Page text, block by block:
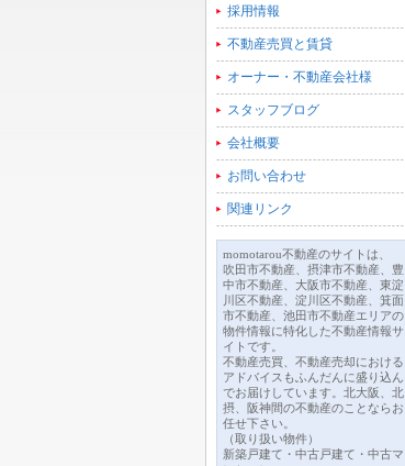
採用情報
不動産売買と賃貸
オーナー・不動産会社様
スタッフブログ
会社概要
お問い合わせ
関連リンク
momotarou不動産のサイトは、
吹田市不動産、摂津市不動産、豊
中市不動産、大阪市不動産、東淀
川区不動産、淀川区不動産、箕面
市不動産、池田市不動産エリアの
物件情報に特化した不動産情報サ
イトです。
不動産売買、不動産売却における
アドバイスもふんだんに盛り込ん
でお届けしています。北大阪、北
摂、阪神間の不動産のことならお
任せ下さい。
（取り扱い物件）
新築戸建て・中古戸建て・中古マ